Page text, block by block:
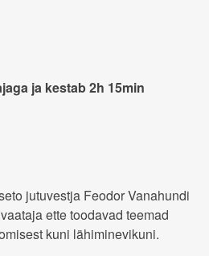
ja kestab 2h 15min
jutuvestja Feodor Vanahundi
ette toodavad teemad
kuni lähiminevikuni.